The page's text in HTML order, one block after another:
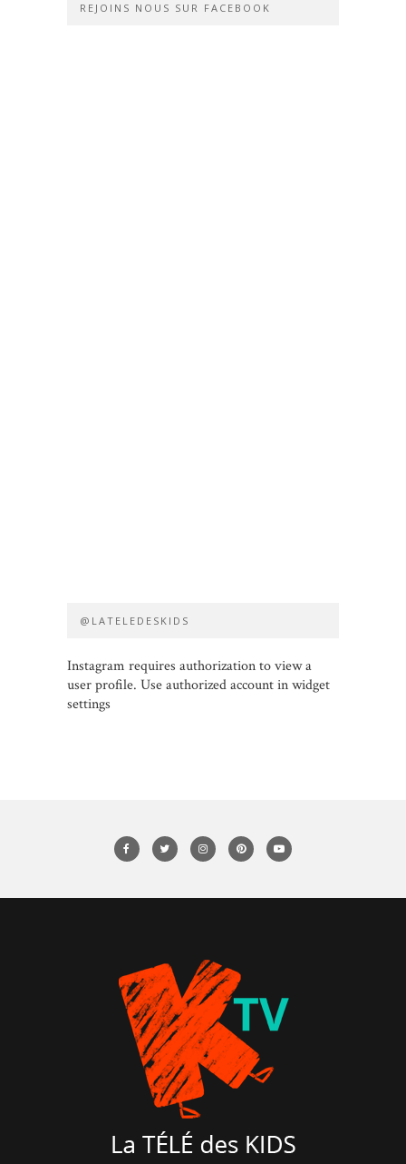
REJOINS NOUS SUR FACEBOOK
@LATELEDESKIDS
Instagram requires authorization to view a
user profile. Use authorized account in widget
settings